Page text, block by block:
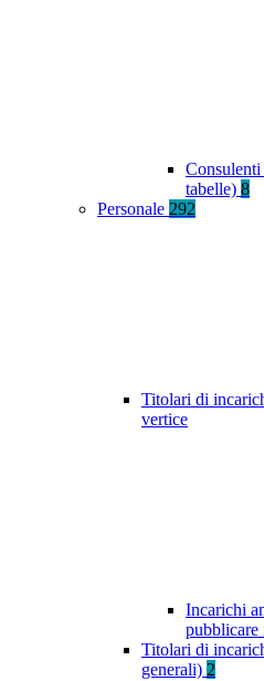
tabelle) 8
Personale 292
Titolari di
vertice
Incarichi
pubblicare
Titolari di
generali) 2